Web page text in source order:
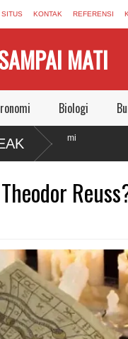
KONTAK REFERENSI
MATI
Biologi
Pandemi